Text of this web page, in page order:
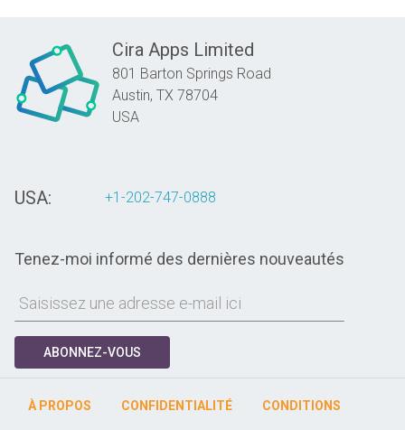
Cira Apps Limited
801 Barton Springs Road
Austin, TX 78704
USA
USA: +1-202-747-0888
Tenez-moi informé des dernières nouveautés
ABONNEZ-VOUS
À PROPOS CONFIDENTIALITÉ CONDITIONS